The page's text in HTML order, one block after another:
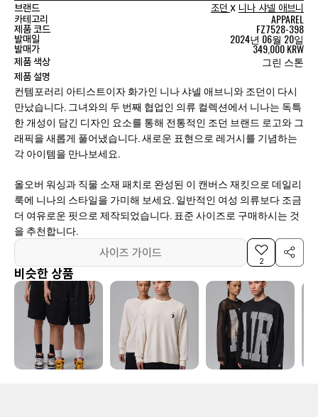
브랜드 조던 x 니나 샤넬 애브니
카테고리
APPAREL
제품 코드 FZ7528-398
발매일 2024년 06월 20일
발매가 349,000 KRW
제품 색상 그린 스톤
제품 설명
컨템포러리 아티스트이자 화가인 니나 샤넬 애브니와 조던이 다시
만났습니다. 그녀와의 두 번째 협업인 의류 컬렉션에서 니나는 독특
한 개성이 담긴 디자인 요소를 통해 전통적인 조던 브랜드 로고와 그
래픽을 새롭게 풀어냈습니다. 새로운 표현으로 레거시를 기념하는
각 아이템을 만나보세요.
올오버 워싱과 직물 소재 패치로 완성된 이 캔버스 재킷으로 데일리
룩에 니나의 스타일을 가미해 보세요. 일반적인 여성 의류보다 조금
더 여유로운 핏으로 제작되었습니다. 표준 사이즈로 구매하시는 것
을 추천합니다.
사이즈 가이드
2
비슷한 상품